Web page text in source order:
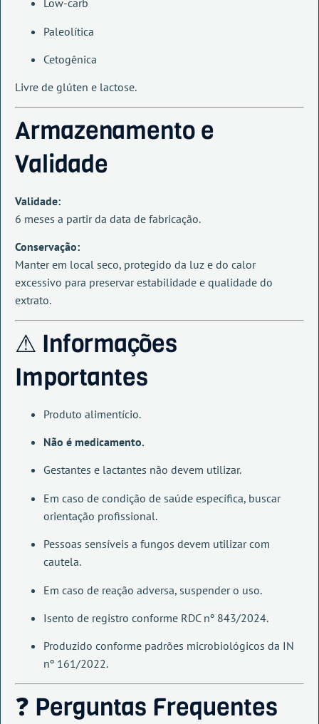
Low-carb
Paleolítica
Cetogênica
Livre de glúten e lactose.
Armazenamento e
Validade
Validade:
6 meses a partir da data de fabricação.
Conservação:
Manter em local seco, protegido da luz e do calor
excessivo para preservar estabilidade e qualidade do
extrato.
⚠ Informações
Importantes
Produto alimentício.
Não é medicamento.
Gestantes e lactantes não devem utilizar.
Em caso de condição de saúde específica, buscar
orientação profissional.
Pessoas sensíveis a fungos devem utilizar com
cautela.
Em caso de reação adversa, suspender o uso.
Isento de registro conforme RDC nº 843/2024.
Produzido conforme padrões microbiológicos da IN
nº 161/2022.
❓ Perguntas Frequentes